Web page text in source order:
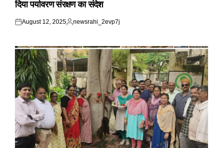
दिया पर्यावरण संरक्षण का संदेश
Posted
August 12, 2025
Posted
newsrahi_2evp7j